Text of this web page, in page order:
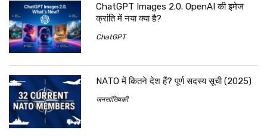
ChatGPT Images 2.0. OpenAI की इमेज
क्रांति में नया क्या है?
ChatGPT
NATO में कितने देश हैं? पूर्ण सदस्य सूची (2025)
जनसांख्यिकी